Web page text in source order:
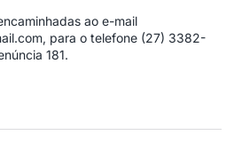
ao e-mail
para o telefone (27) 3382-
181.